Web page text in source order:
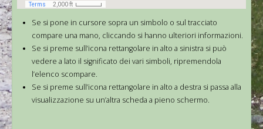
Se si pone in cursore sopra un simbolo o sul tracciato
compare una mano, cliccando si hanno ulteriori informazioni.
Se si preme sull’icona rettangolare in alto a sinistra si può
vedere a lato il significato dei vari simboli, ripremendola
l’elenco scompare.
Se si preme sull’icona rettangolare in alto a destra si passa alla
visualizzazione su un’altra scheda a pieno schermo.